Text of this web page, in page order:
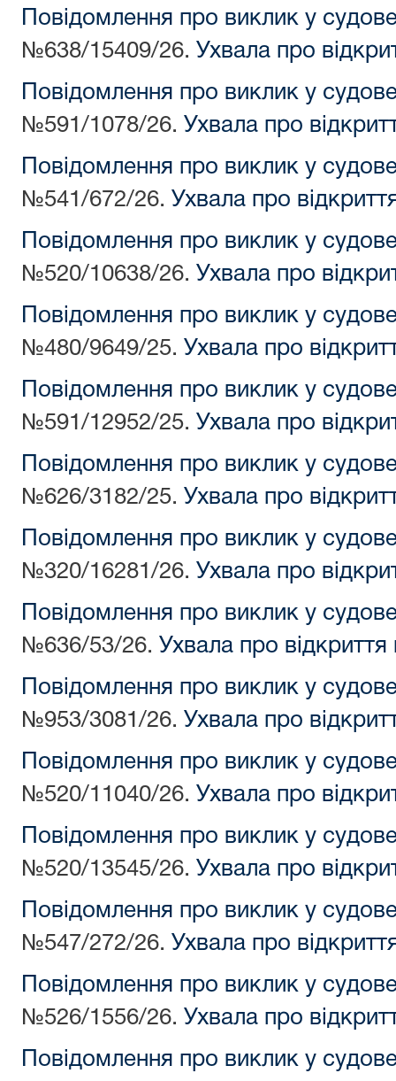
Повідомлення про виклик у
№638/15409/26. Ухвала про
Повідомлення про виклик у
№591/1078/26. Ухвала про
Повідомлення про виклик у
№541/672/26. Ухвала про
Повідомлення про виклик у
№520/10638/26. Ухвала про
Повідомлення про виклик у
№480/9649/25. Ухвала про
Повідомлення про виклик у
№591/12952/25. Ухвала про
Повідомлення про виклик у
№626/3182/25. Ухвала про
Повідомлення про виклик у
№320/16281/26. Ухвала про
Повідомлення про виклик у
№636/53/26. Ухвала про
Повідомлення про виклик у
№953/3081/26. Ухвала про
Повідомлення про виклик у
№520/11040/26. Ухвала про
Повідомлення про виклик у
№520/13545/26. Ухвала про
Повідомлення про виклик у
№547/272/26. Ухвала про
Повідомлення про виклик у
№526/1556/26. Ухвала про
Повідомлення про виклик у